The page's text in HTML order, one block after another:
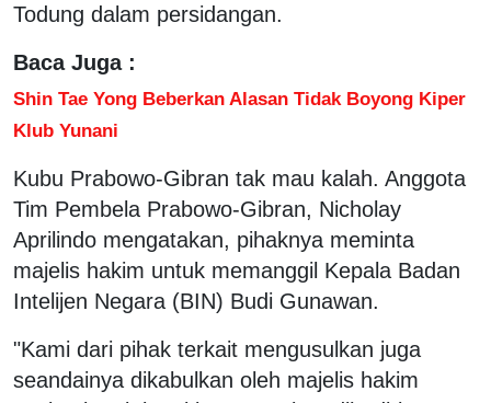
Todung dalam persidangan.
Baca Juga :
Shin Tae Yong Beberkan Alasan Tidak Boyong Kiper
Klub Yunani
Kubu Prabowo-Gibran tak mau kalah. Anggota
Tim Pembela Prabowo-Gibran, Nicholay
Aprilindo mengatakan, pihaknya meminta
majelis hakim untuk memanggil Kepala Badan
Intelijen Negara (BIN) Budi Gunawan.
"Kami dari pihak terkait mengusulkan juga
seandainya dikabulkan oleh majelis hakim